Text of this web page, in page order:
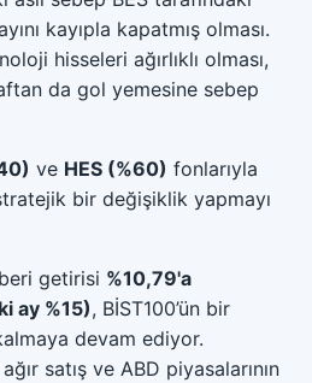
kayıpla kapatmış olması.
hisseleri ağırlıklı olması,
da gol yemesine sebep
ve HES (%60) fonlarıyla
bir değişiklik yapmayı
getirisi %10,79'a
ay %15), BİST100’ün bir
devam ediyor.
satış ve ABD piyasalarının